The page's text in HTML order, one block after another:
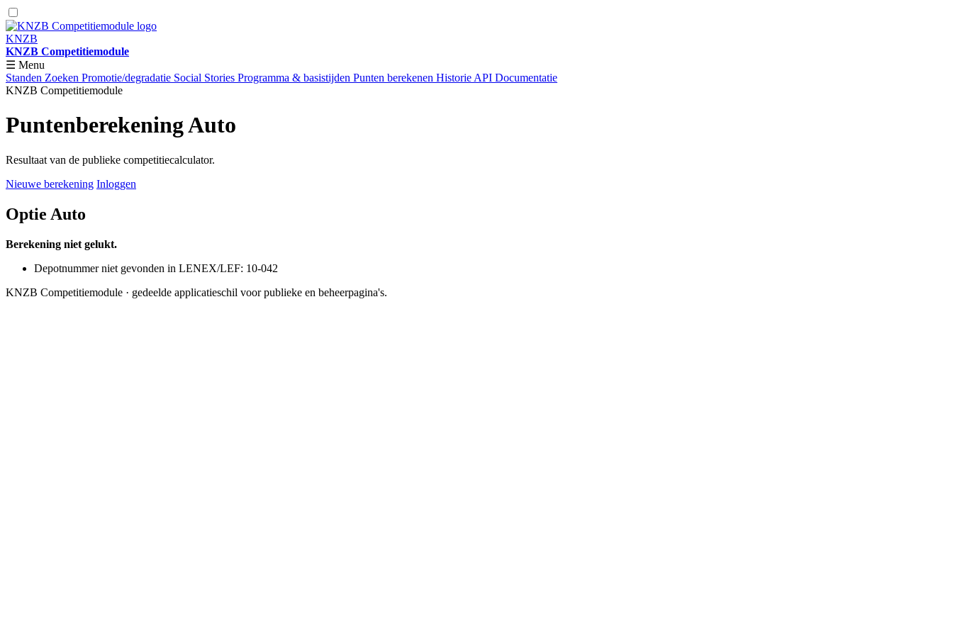
KNZB
KNZB Competitiemodule
☰ Menu
Standen Zoeken Promotie/degradatie Social Stories Programma & basistijden Punten berekenen Historie API Documentatie
KNZB Competitiemodule
Puntenberekening Auto
Resultaat van de publieke competitiecalculator.
Nieuwe berekening Inloggen
Optie Auto
Berekening niet gelukt.
Depotnummer niet gevonden in LENEX/LEF: 10-042
KNZB Competitiemodule · gedeelde applicatieschil voor publieke en beheerpagina's.